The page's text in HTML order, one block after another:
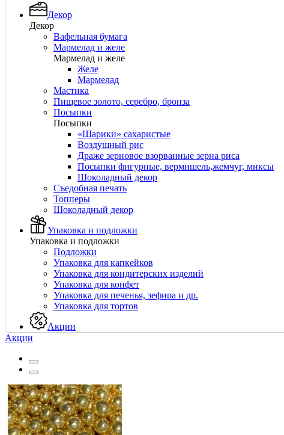
Декор
Декор
Вафельная бумага
Мармелад и желе
Мармелад и желе
Желе
Мармелад
Мастика
Пищевое золото, серебро, бронза
Посыпки
Посыпки
«Шарики» сахаристые
Воздушный рис
Драже зерновое взорванные зерна риса
Посыпки фигурные, вермишель,жемчуг, миксы
Шоколадный декор
Съедобная печать
Топперы
Шоколадный декор
Упаковка и подложки
Упаковка и подложки
Подложки
Упаковка для капкейков
Упаковка для кондитерских изделий
Упаковка для конфет
Упаковка для печенья, зефира и др.
Упаковка для тортов
Акции
Акции